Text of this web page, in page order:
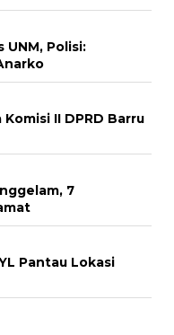
UNM, Polisi:
II DPRD Barru
7
Pantau Lokasi